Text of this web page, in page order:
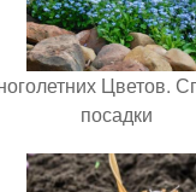
Цветов.
посадки